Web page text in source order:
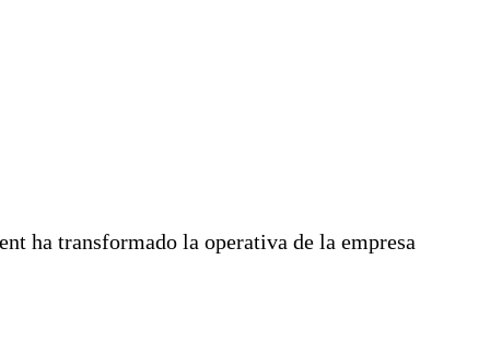
ha transformado la operativa de la empresa